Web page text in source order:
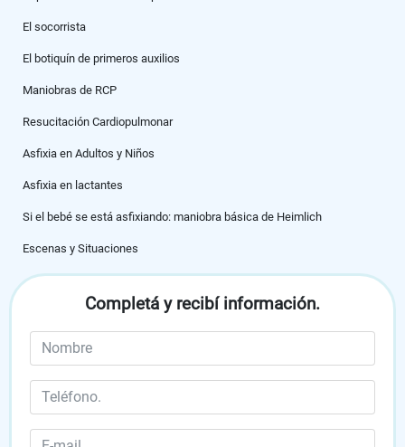
El socorrista
El botiquín de primeros auxilios
Maniobras de RCP
Resucitación Cardiopulmonar
Asfixia en Adultos y Niños
Asfixia en lactantes
Si el bebé se está asfixiando: maniobra básica de Heimlich
Escenas y Situaciones
Ahogamiento por inmersión
Electrocución
Golpe de calor
Módulo 2
Completá y recibí información.